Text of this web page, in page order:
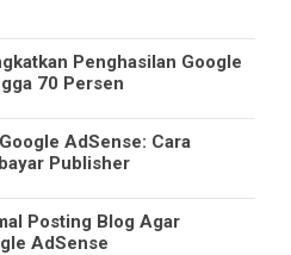
Penghasilan Google
70 Persen
AdSense: Cara
Publisher
Posting Blog Agar
AdSense